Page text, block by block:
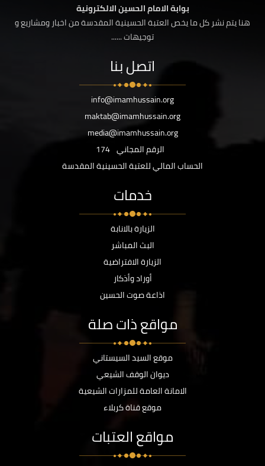
بوابة الامام الحسين الالكترونية
هنا يتم نشر كل ما يخص العتبة الحسينية المقدسة من اخبار ومشاريع و
توجيهات ......
اتصل بنا
info@imamhussain.org
maktab@imamhussain.org
media@imamhussain.org
الرقم المجاني 174
الحساب المالي للعتبة الحسينية المقدسة
خدمات
الزيارة بالانابة
البث المباشر
الزيارة الافتراضية
أوراد وأذكار
اذاعة صوت الحسين
مواقع ذات صلة
موقع السيد السيستاني
ديوان الوقف الشيعي
الامانة العامة للمزارات الشيعية
موقع قناة كربلاء
مواقع العتبات